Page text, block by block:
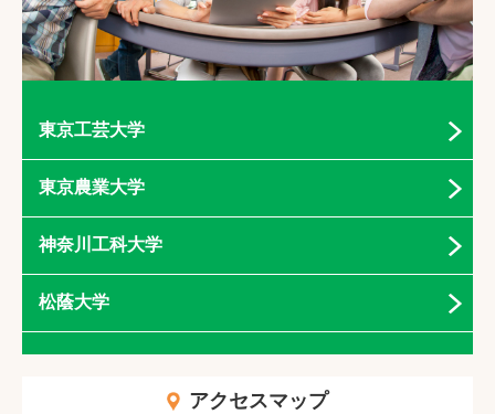
東京工芸大学
東京農業大学
神奈川工科大学
松蔭大学
アクセスマップ